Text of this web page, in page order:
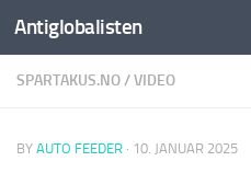
Antiglobalisten
SPARTAKUS.NO/VIDEO
BY AUTO FEEDER · 10. JANUAR 2025